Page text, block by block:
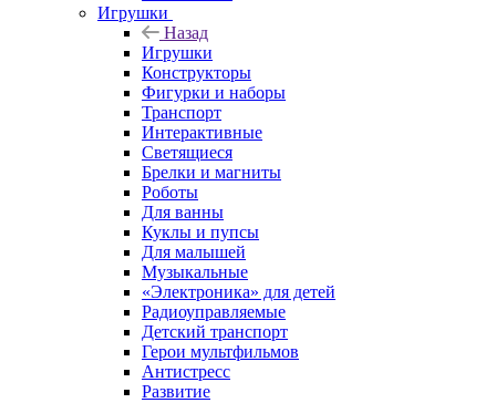
Игрушки
Назад
Игрушки
Конструкторы
Фигурки и наборы
Транспорт
Интерактивные
Светящиеся
Брелки и магниты
Роботы
Для ванны
Куклы и пупсы
Для малышей
Музыкальные
«Электроника» для детей
Радиоуправляемые
Детский транспорт
Герои мультфильмов
Антистресс
Развитие